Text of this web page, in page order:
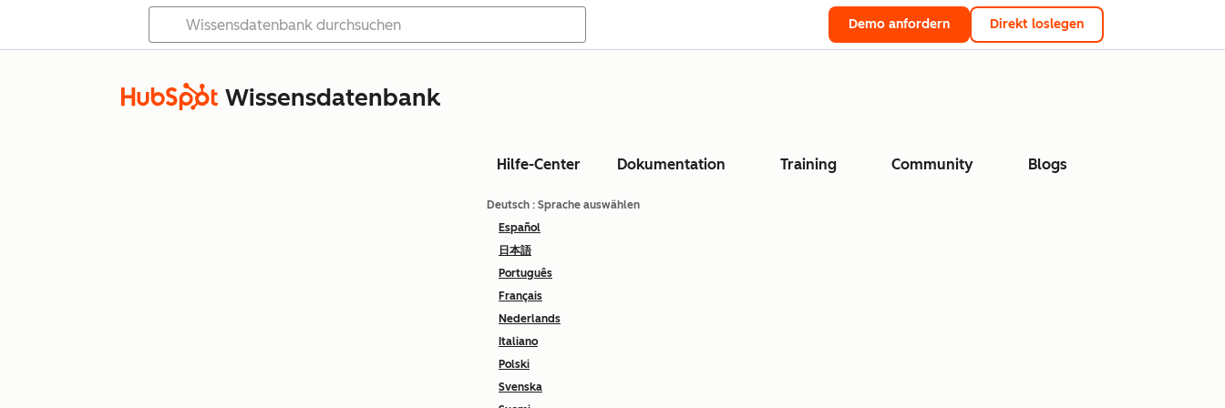
Demo anfordern Direkt loslegen
Wissensdatenbank
Hilfe-Center Dokumentation Training Community Blogs
Deutsch : Sprache auswählen
Español
日本語
Português
Français
Nederlands
Italiano
Polski
Svenska